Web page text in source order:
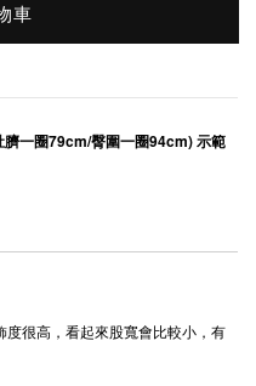
車
一圈79cm/臀圍一圈94cm) 示範
很高，看起來股寬會比較小，有